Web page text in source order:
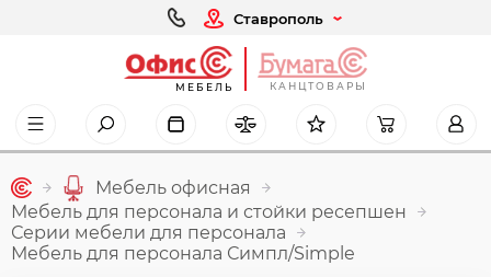
Ставрополь
МЕБЕЛЬ КАНЦТОВАРЫ
Мебель офисная
Мебель для персонала и стойки ресепшен
Серии мебели для персонала
Мебель для персонала Симпл/Simple